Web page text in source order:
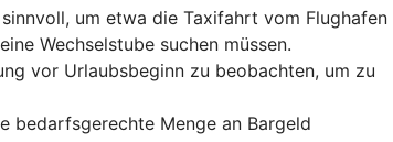
um etwa die Taxifahrt vom Flughafen
Wechselstube suchen müssen.
vor Urlaubsbeginn zu beobachten, um zu
bedarfsgerechte Menge an Bargeld